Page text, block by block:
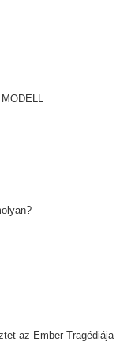
az Ember Tragédiája